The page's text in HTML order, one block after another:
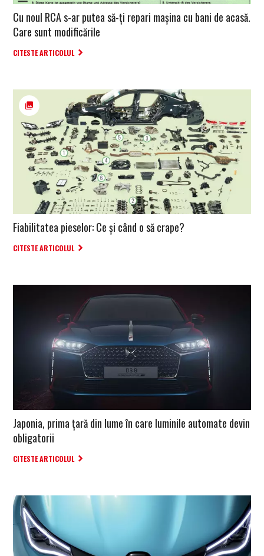
Cu noul RCA s-ar putea să-ți repari mașina cu bani de acasă.
Care sunt modificările
CITESTE ARTICOLUL
Fiabilitatea pieselor: Ce și când o să crape?
CITESTE ARTICOLUL
Japonia, prima țară din lume în care luminile automate devin
obligatorii
CITESTE ARTICOLUL